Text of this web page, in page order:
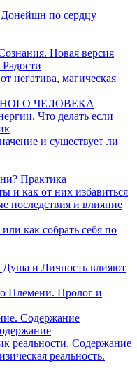
по сердцу
Новая версия
негатива, магическая
ЧЕЛОВЕКА
Что делать если
и существует ли
Практика
и как от них избавиться
последствия и влияние
как собрать себя по
и Личность влияют
Племени. Пролог и
Содержание
реальности. Содержание
реальность.